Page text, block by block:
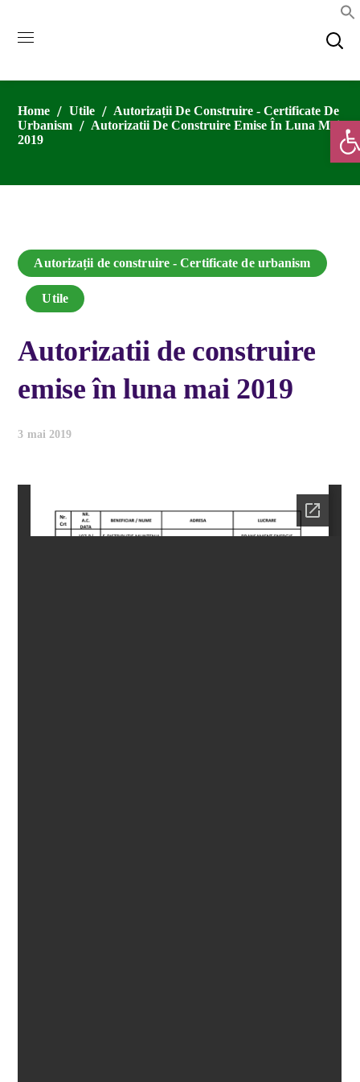
Home Utile
Autorizații De Construire - Certificate De
Urbanism
Autorizatii De Construire Emise În Luna Mai
2019
Autorizații de construire - Certificate de urbanism
Utile
Autorizatii de construire
emise în luna mai 2019
3 mai 2019